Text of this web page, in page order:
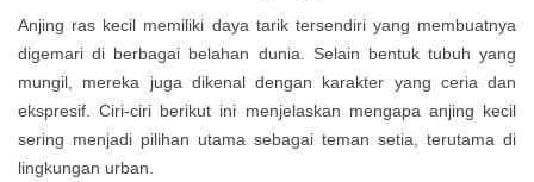
Anjing ras kecil memiliki daya tarik tersendiri yang membuatnya
digemari di berbagai belahan dunia. Selain bentuk tubuh yang
mungil, mereka juga dikenal dengan karakter yang ceria dan
ekspresif. Ciri-ciri berikut ini menjelaskan mengapa anjing kecil
sering menjadi pilihan utama sebagai teman setia, terutama di
lingkungan urban.